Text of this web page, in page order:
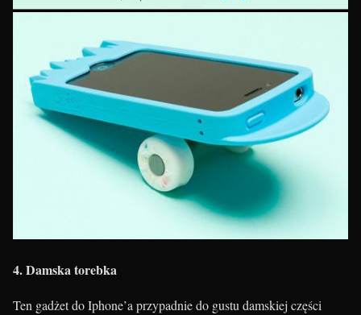
4. Damska torebka
Ten gadżet do Iphone’a przypadnie do gustu damskiej części